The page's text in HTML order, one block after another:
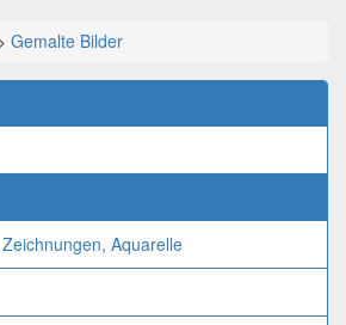
Gemalte Bilder
Aquarelle